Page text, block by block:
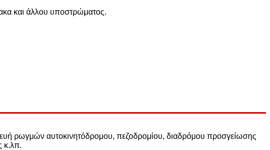
και άλλου υποστρώματος.
ρωγμών αυτοκινητόδρομου, πεζοδρομίου, διαδρόμου προσγείωσης
κ.λπ.